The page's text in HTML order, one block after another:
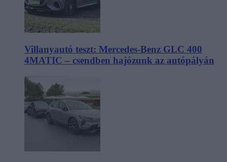
Villanyautó teszt: Mercedes-Benz GLC 400
4MATIC – csendben hajózunk az autópályán